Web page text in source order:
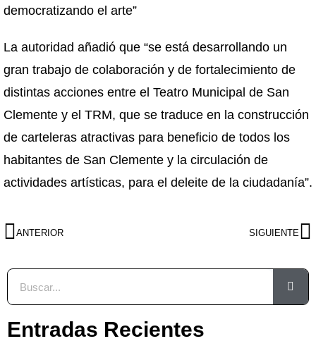
democratizando el arte”
La autoridad añadió que “se está desarrollando un
gran trabajo de colaboración y de fortalecimiento de
distintas acciones entre el Teatro Municipal de San
Clemente y el TRM, que se traduce en la construcción
de carteleras atractivas para beneficio de todos los
habitantes de San Clemente y la circulación de
actividades artísticas, para el deleite de la ciudadanía”.
ANTERIOR SIGUIENTE
Entradas Recientes